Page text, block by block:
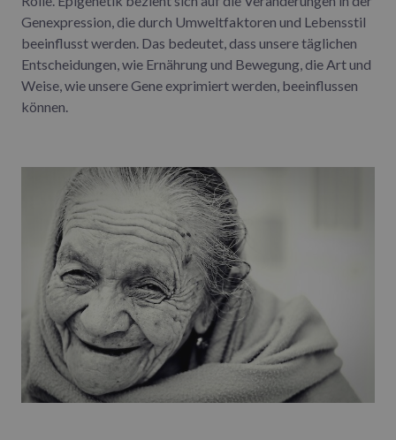
Genexpression, die durch Umweltfaktoren und Lebensstil
beeinflusst werden. Das bedeutet, dass unsere täglichen
Entscheidungen, wie Ernährung und Bewegung, die Art und
Weise, wie unsere Gene exprimiert werden, beeinflussen
können.